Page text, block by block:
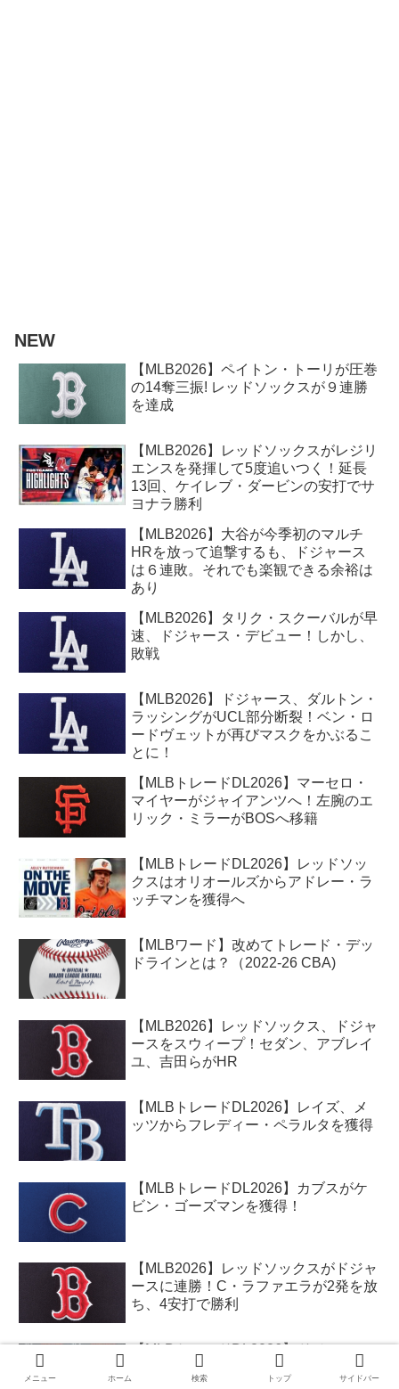
NEW
【MLB2026】ペイトン・トーリが圧巻
の14奪三振! レッドソックスが９連勝
を達成
【MLB2026】レッドソックスがレジリ
エンスを発揮して5度追いつく！延長
13回、ケイレブ・ダービンの安打でサ
ヨナラ勝利
【MLB2026】大谷が今季初のマルチ
HRを放って追撃するも、ドジャース
は６連敗。それでも楽観できる余裕は
あり
【MLB2026】タリク・スクーバルが早
速、ドジャース・デビュー！しかし、
敗戦
【MLB2026】ドジャース、ダルトン・
ラッシングがUCL部分断裂！ベン・ロ
ードヴェットが再びマスクをかぶるこ
とに！
【MLBトレードDL2026】マーセロ・
マイヤーがジャイアンツへ！左腕のエ
リック・ミラーがBOSへ移籍
【MLBトレードDL2026】レッドソッ
クスはオリオールズからアドレー・ラ
ッチマンを獲得へ
【MLBワード】改めてトレード・デッ
ドラインとは？（2022-26 CBA)
【MLB2026】レッドソックス、ドジャ
ースをスウィープ！セダン、アブレイ
ユ、吉田らがHR
【MLBトレードDL2026】レイズ、メ
ッツからフレディー・ペラルタを獲得
【MLBトレードDL2026】カブスがケ
ビン・ゴーズマンを獲得！
【MLB2026】レッドソックスがドジャ
ースに連勝！C・ラファエラが2発を放
ち、4安打で勝利
【MLBトレードDL2026】ドジャース
が最大の注目選手、タリク・スクーバ
ルを獲得！
メニュー ホーム 検索 トップ サイドバー